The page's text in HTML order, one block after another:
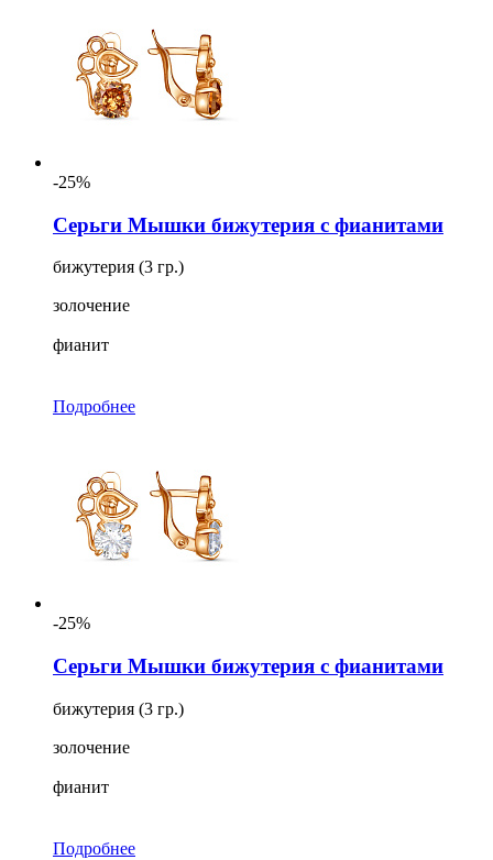
-25%
Серьги Мышки бижутерия с фианитами
бижутерия (3 гр.)
золочение
фианит
Подробнее
-25%
Серьги Мышки бижутерия с фианитами
бижутерия (3 гр.)
золочение
фианит
Подробнее